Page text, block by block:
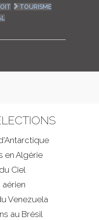
TOURISME
Antarctique
en Algérie
Ciel
Venezuela
au Brésil